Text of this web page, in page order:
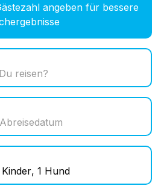
angeben für bessere
Abreisedatum
Kinder, 1 Hund